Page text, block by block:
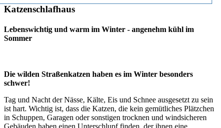
Katzenschlafhaus
Lebenswichtig und warm im Winter - angenehm kühl im
Sommer
Die wilden Straßenkatzen haben es im Winter besonders
schwer!
Tag und Nacht der Nässe, Kälte, Eis und Schnee ausgesetzt zu sein
ist hart. Wichtig ist, dass die Katzen, die kein gemütliches Plätzchen
in Schuppen, Garagen oder sonstigen trocknen und windsicheren